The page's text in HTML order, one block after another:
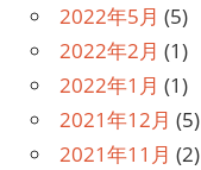
2022年5月 (5)
2022年2月 (1)
2022年1月 (1)
2021年12月 (5)
2021年11月 (2)